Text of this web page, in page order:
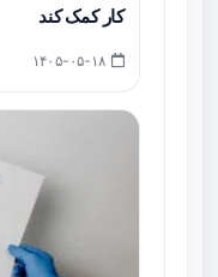
کار کمک کند